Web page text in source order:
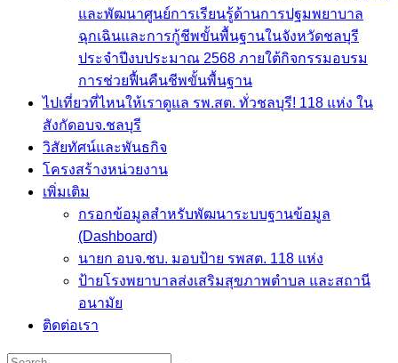
และพัฒนาศูนย์การเรียนรู้ด้านการปฐมพยาบาล
ฉุกเฉินและการกู้ชีพขั้นพื้นฐานในจังหวัดชลบุรี
ประจำปีงบประมาณ 2568 ภายใต้กิจกรรมอบรม
การช่วยฟื้นคืนชีพขั้นพื้นฐาน
ไปเที่ยวที่ไหนให้เราดูแล รพ.สต. ทั่วชลบุรี! 118 แห่ง ใน
สังกัดอบจ.ชลบุรี
วิสัยทัศน์และพันธกิจ
โครงสร้างหน่วยงาน
เพิ่มเติม
กรอกข้อมูลสำหรับพัฒนาระบบฐานข้อมูล
(Dashboard)
นายก อบจ.ชบ. มอบป้าย รพสต. 118 แห่ง
ป้ายโรงพยาบาลส่งเสริมสุขภาพตำบล และสถานี
อนามัย
ติดต่อเรา